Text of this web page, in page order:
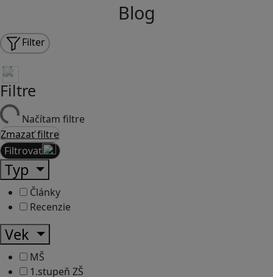
Blog
Filter
Filtre
Načítam filtre
Zmazať filtre
Filtrovať
Typ
Články
Recenzie
Vek
MŠ
1.stupeň ZŠ